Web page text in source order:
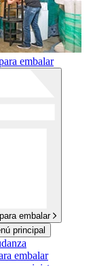
embalar
embalar
principal
embalar